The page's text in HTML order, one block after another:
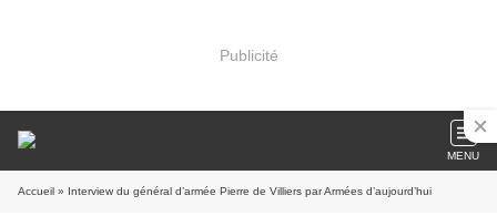
Publicité
MENU
Accueil » Interview du général d’armée Pierre de Villiers par Armées d’aujourd’hui